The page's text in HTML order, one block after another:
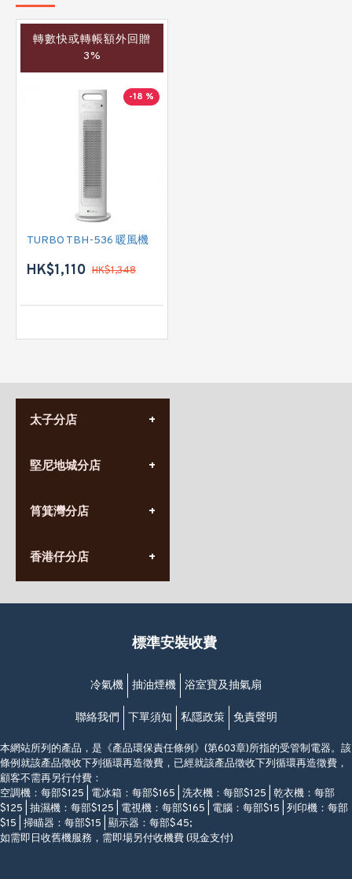
轉數快或轉帳額外回贈
3%
-18 %
TURBO TBH-536 暖風機
HK$1,110 HK$1,348
太子分店
營業時間:
九龍太子太子道西141號
堅尼地城分店
營業時間:
香港堅尼地城卑路乍街
(堅尼地城地鐵站B出口)
筲箕灣分店
營業時間:
(10:00am-20:30pm)
香港仔分店
營業時間:
香港香港仔成都道20-28號
(黃竹坑地鐵站轉4M專線小巴)
標準安裝收費
冷氣機 抽油煙機 浴室寶及抽氣扇
聯絡我們 下單須知 私隱政策 免責聲明
本網站所列的產品，是《產品環保責任條例》(第603章)所指的受管制電器。該
條例就該產品徵收下列循環再造徵費，已經就該產品徵收下列循環再造徵費，
顧客不需再另行付費：
空調機：每部$125 | 電冰箱：每部$165 | 洗衣機：每部$125 | 乾衣機：每部
$125 | 抽濕機：每部$125 | 電視機：每部$165 | 電腦：每部$15 | 列印機：每部
$15 | 掃瞄器：每部$15 | 顯示器：每部$45;
如需即日收舊機服務，需即場另付收機費 (現金支付)